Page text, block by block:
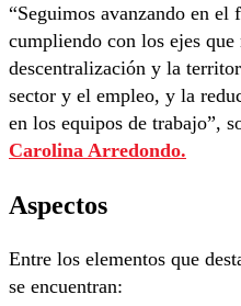
“Seguimos avanzando en
cumpliendo con los ejes
descentralización y la
sector y el empleo, y la
en los equipos de trabajo”,
Carolina Arredondo.
Aspectos
Entre los elementos que
se encuentran: